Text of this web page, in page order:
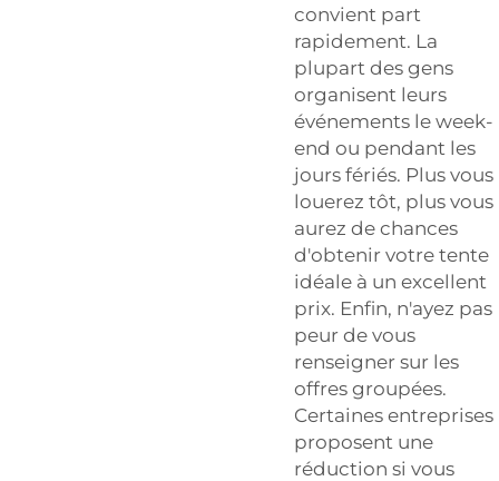
convient part
rapidement. La
plupart des gens
organisent leurs
événements le week-
end ou pendant les
jours fériés. Plus vous
louerez tôt, plus vous
aurez de chances
d'obtenir votre tente
idéale à un excellent
prix. Enfin, n'ayez pas
peur de vous
renseigner sur les
offres groupées.
Certaines entreprises
proposent une
réduction si vous